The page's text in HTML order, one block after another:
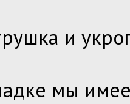
и
мы